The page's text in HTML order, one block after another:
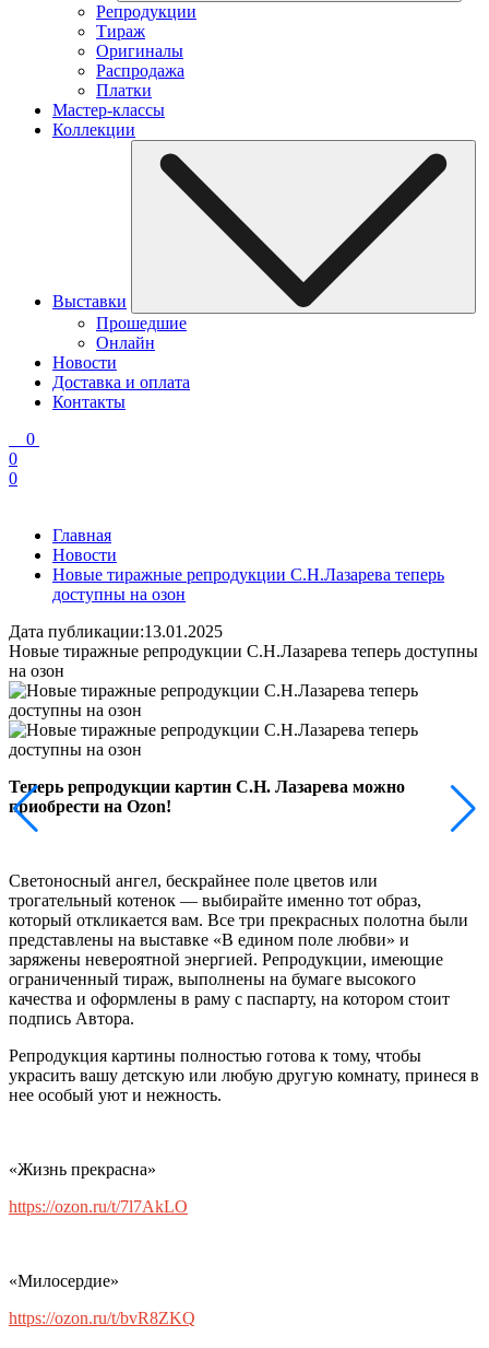
Репродукции
Тираж
Оригиналы
Распродажа
Платки
Мастер-классы
Коллекции
Выставки
Прошедшие
Онлайн
Новости
Доставка и оплата
Контакты
0
0
0
Главная
Новости
Новые тиражные репродукции С.Н.Лазарева теперь
доступны на озон
Дата публикации:13.01.2025
Новые тиражные репродукции С.Н.Лазарева теперь доступны
на озон
Теперь репродукции картин С.Н. Лазарева можно
приобрести на Ozon!
Светоносный ангел, бескрайнее поле цветов или
трогательный котенок — выбирайте именно тот образ,
который откликается вам. Все три прекрасных полотна были
представлены на выставке «В едином поле любви» и
заряжены невероятной энергией. Репродукции, имеющие
ограниченный тираж, выполнены на бумаге высокого
качества и оформлены в раму с паспарту, на котором стоит
подпись Автора.
Репродукция картины полностью готова к тому, чтобы
украсить вашу детскую или любую другую комнату, принеся в
нее особый уют и нежность.
«Жизнь прекрасна»
https://ozon.ru/t/7l7AkLO
«Милосердие»
https://ozon.ru/t/bvR8ZKQ